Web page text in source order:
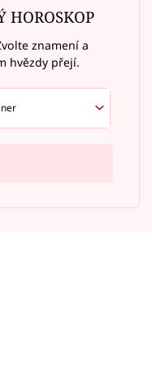
HOROSKOP
znamení a
hvězdy přejí.